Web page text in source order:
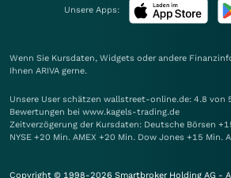
Unsere Apps:
Wenn Sie Kursdaten, Widgets oder andere
Ihnen ARIVA gerne.
Unsere User schätzen wallstreet-online.de: 4.8 von
Bewertungen bei www.kagels-trading.de
Zeitverzögerung der Kursdaten: Deutsche Börsen
NYSE +20 Min. AMEX +20 Min. Dow Jones +15 Min.
Copyright © 1998-2026 Smartbroker Holding AG -